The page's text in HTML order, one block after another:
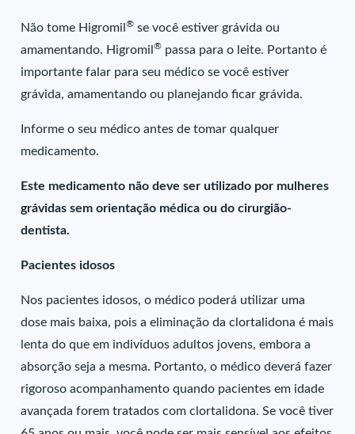
Não tome Higromil® se você estiver grávida ou
amamentando. Higromil® passa para o leite. Portanto é
importante falar para seu médico se você estiver
grávida, amamentando ou planejando ficar grávida.
Informe o seu médico antes de tomar qualquer
medicamento.
Este medicamento não deve ser utilizado por mulheres
grávidas sem orientação médica ou do cirurgião-
dentista.
Pacientes idosos
Nos pacientes idosos, o médico poderá utilizar uma
dose mais baixa, pois a eliminação da clortalidona é mais
lenta do que em indivíduos adultos jovens, embora a
absorção seja a mesma. Portanto, o médico deverá fazer
rigoroso acompanhamento quando pacientes em idade
avançada forem tratados com clortalidona. Se você tiver